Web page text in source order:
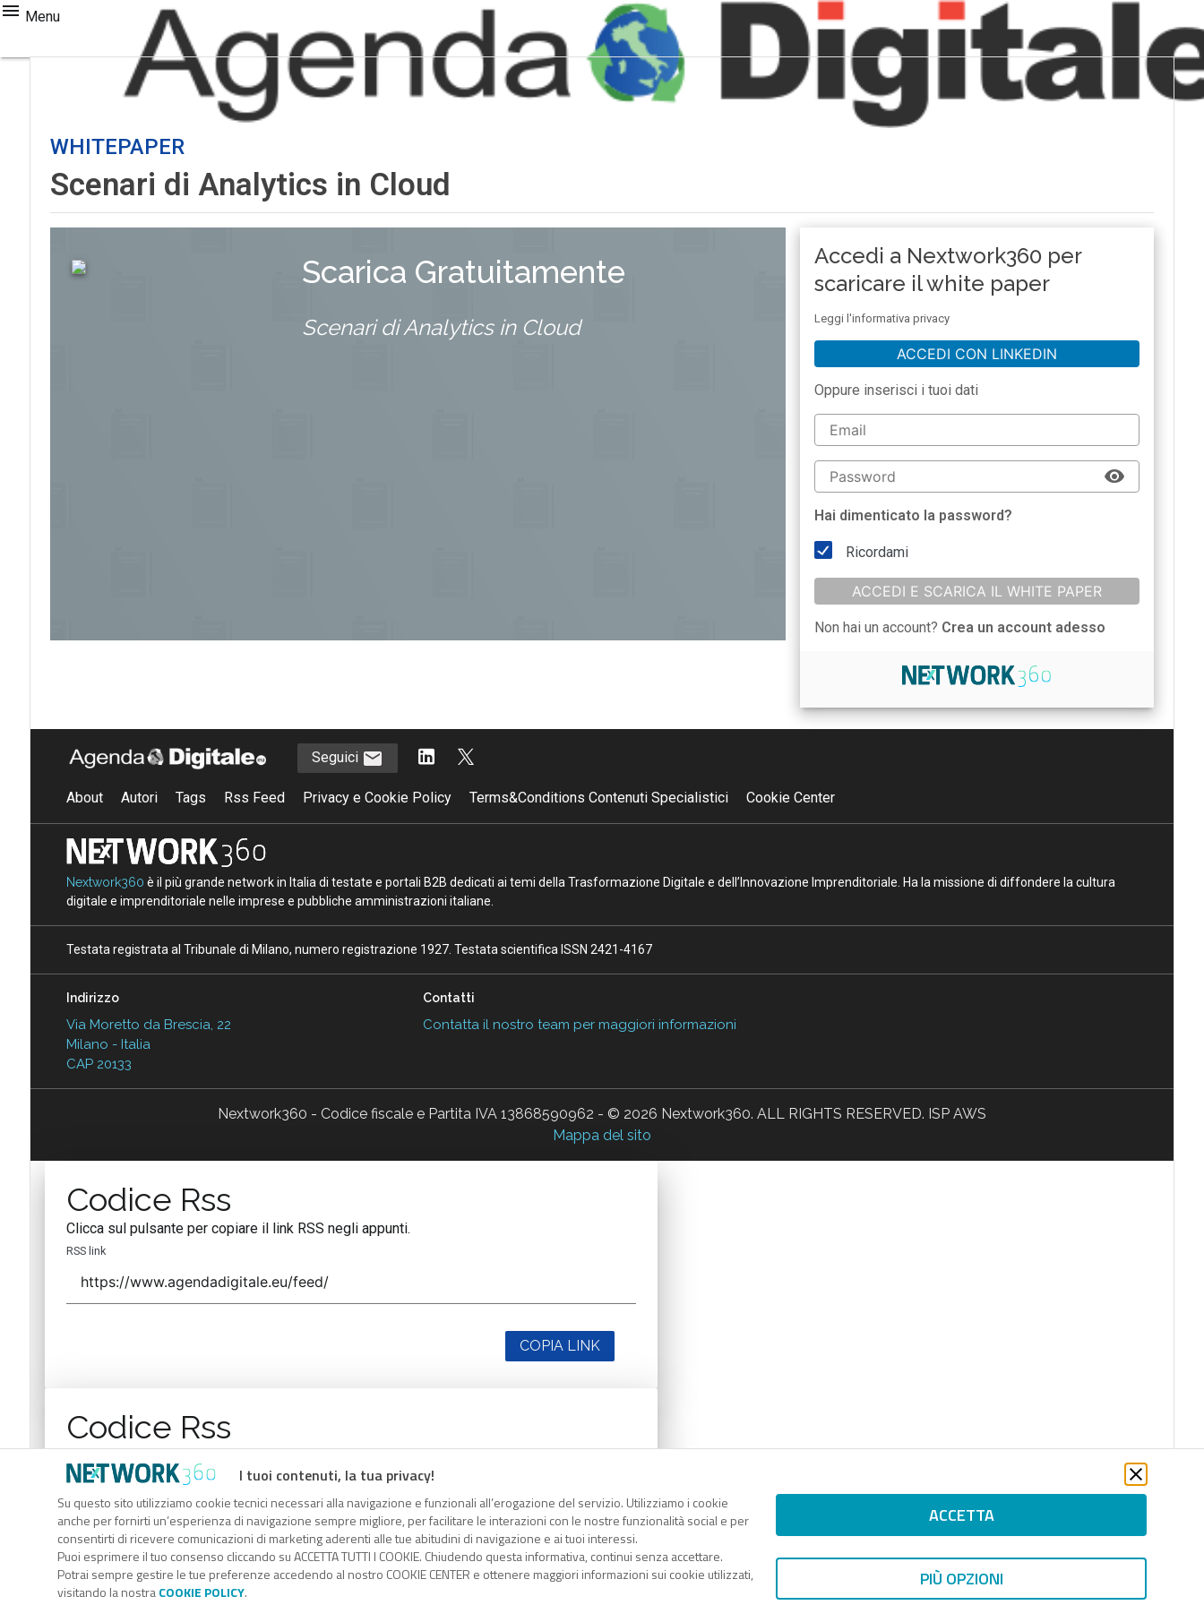
Menu
WHITEPAPER
Scenari di Analytics in Cloud
Scarica Gratuitamente
Scenari di Analytics in Cloud
Accedi a Nextwork360 per
scaricare il white paper
Leggi l'informativa privacy
ACCEDI CON LINKEDIN
Oppure inserisci i tuoi dati
Hai dimenticato la password?
Ricordami
ACCEDI E SCARICA IL WHITE PAPER
Non hai un account? Crea un account adesso
I tuoi contenuti, la tua privacy!
Su questo sito utilizziamo cookie tecnici necessari alla navigazione e funzionali all’erogazione del servizio. Utilizziamo i cookie
anche per fornirti un’esperienza di navigazione sempre migliore, per facilitare le interazioni con le nostre funzionalità social e per
consentirti di ricevere comunicazioni di marketing aderenti alle tue abitudini di navigazione e ai tuoi interessi.
Puoi esprimere il tuo consenso cliccando su ACCETTA TUTTI I COOKIE. Chiudendo questa informativa, continui senza accettare.
Potrai sempre gestire le tue preferenze accedendo al nostro COOKIE CENTER e ottenere maggiori informazioni sui cookie utilizzati,
visitando la nostraCOOKIE POLICY.
ACCETTA
PIÙ OPZIONI
Seguici
About Autori Tags Rss Feed Privacy e Cookie Policy Terms&Conditions Contenuti Specialistici Cookie Center
Nextwork360 è il più grande network in Italia di testate e portali B2B dedicati ai temi della Trasformazione Digitale e dell’Innovazione Imprenditoriale. Ha la missione di diffondere la cultura
digitale e imprenditoriale nelle imprese e pubbliche amministrazioni italiane.
Testata registrata al Tribunale di Milano, numero registrazione 1927. Testata scientifica ISSN 2421-4167
Indirizzo
Via Moretto da Brescia, 22
Milano - Italia
CAP 20133
Contatti
Contatta il nostro team per maggiori informazioni
Nextwork360 - Codice fiscale e Partita IVA 13868590962 - © 2026 Nextwork360. ALL RIGHTS RESERVED. ISP AWS
Mappa del sito
Codice Rss
Clicca sul pulsante per copiare il link RSS negli appunti.
RSS link
COPIA LINK
Codice Rss
RSS link
COPIA LINK